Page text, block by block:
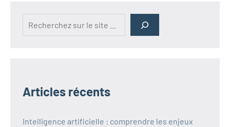
Rechercher
Articles récents
Intelligence artificielle : comprendre les enjeux